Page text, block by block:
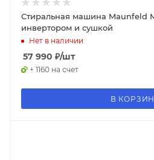
Стиральная машина Maunfeld
инвертором и сушкой
Нет в наличии
57 990 ₽/шт
+ 1160 на счет
В